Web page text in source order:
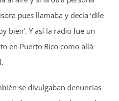
pues llamaba y decía ‘dile
bien’. Y así la radio fue un
en Puerto Rico como allá
se divulgaban denuncias